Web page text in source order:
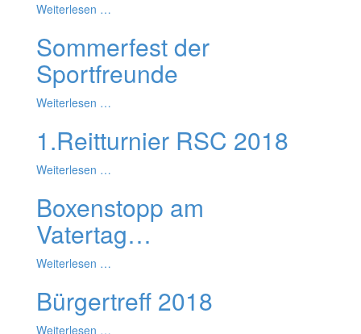
Weiterlesen …
Sommerfest der
Sportfreunde
Weiterlesen …
1.Reitturnier RSC 2018
Weiterlesen …
Boxenstopp am
Vatertag…
Weiterlesen …
Bürgertreff 2018
Weiterlesen …